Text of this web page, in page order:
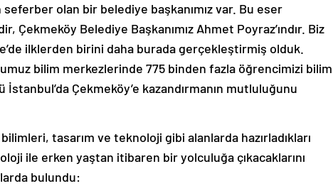
olan bir belediye başkanımız var. Bu eser
Çekmeköy Belediye Başkanımız Ahmet Poyraz’ındır. Biz
ilklerden birini daha burada gerçekleştirmiş olduk.
bilim merkezlerinde 775 binden fazla öğrencimizi bilim
İstanbul’da Çekmeköy’e kazandırmanın mutluluğunu
tasarım ve teknoloji gibi alanlarda hazırladıkları
ile erken yaştan itibaren bir yolculuğa çıkacaklarını
bulundu: